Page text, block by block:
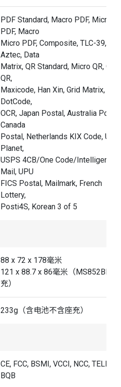
PDF Standard, Macro PDF, Micro
PDF, Macro
Micro PDF, Composite, TLC-39,
Aztec, Data
Matrix, QR Standard, Micro QR, GS1
QR,
Maxicode, Han Xin, Grid Matrix,
DotCode,
OCR, Japan Postal, Australia Post,
Canada
Postal, Netherlands KIX Code, US
Planet,
USPS 4CB/One Code/Intelligent
Mail, UPU
FICS Postal, Mailmark, French
Lottery,
Posti4S, Korean 3 of 5
88 x 72 x 178毫米
121 x 88.7 x 86毫米（MS852BLR
充）
233g（含电池不含座充）
CE, FCC, BSMI, VCCI, NCC, TELEC,
BQB